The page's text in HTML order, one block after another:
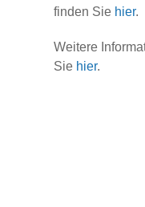
finden Sie hier.
Weitere
Sie hier.